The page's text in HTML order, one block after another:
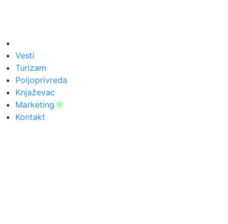
Vesti
Turizam
Poljoprivreda
Knjaževac
Marketing
Kontakt